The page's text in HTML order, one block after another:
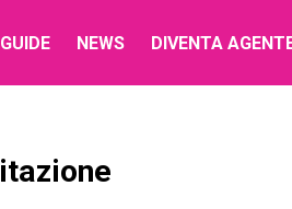
GUIDE NEWS DIVENTA